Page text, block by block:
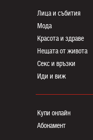
Лица и събития
Мода
Красота и здраве
Нещата от живота
Секс и връзки
Иди и виж
Купи онлайн
Абонамент